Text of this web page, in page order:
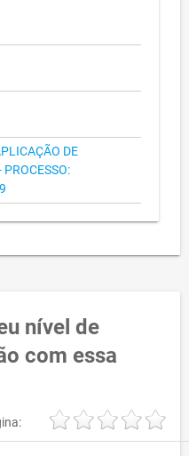
DE
nível de
com essa